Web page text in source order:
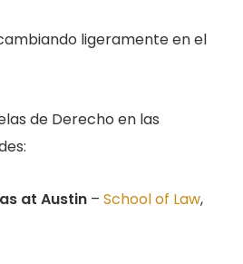
ligeramente en el
de Derecho en las
at Austin – School of Law,